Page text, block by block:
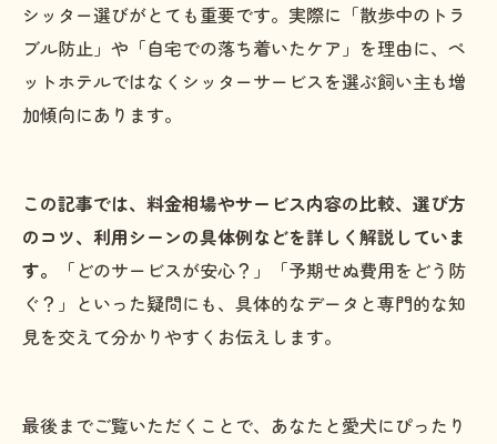
シッター選びがとても重要です。実際に「散歩中のトラ
ブル防止」や「自宅での落ち着いたケア」を理由に、ペ
ットホテルではなくシッターサービスを選ぶ飼い主も増
加傾向にあります。
この記事では、料金相場やサービス内容の比較、選び方
のコツ、利用シーンの具体例などを詳しく解説していま
す。
「どのサービスが安心？」「予期せぬ費用をどう防
ぐ？」といった疑問にも、具体的なデータと専門的な知
見を交えて分かりやすくお伝えします。
最後までご覧いただくことで、あなたと愛犬にぴったり